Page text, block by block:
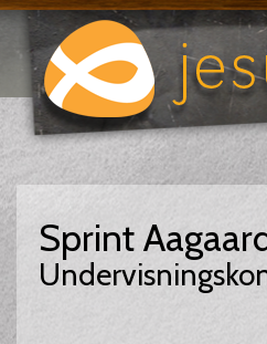
Sprint